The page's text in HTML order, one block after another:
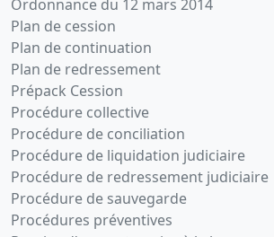
Ordonnance du 12 mars 2014
Plan de cession
Plan de continuation
Plan de redressement
Prépack Cession
Procédure collective
Procédure de conciliation
Procédure de liquidation judiciaire
Procédure de redressement judiciaire
Procédure de sauvegarde
Procédures préventives